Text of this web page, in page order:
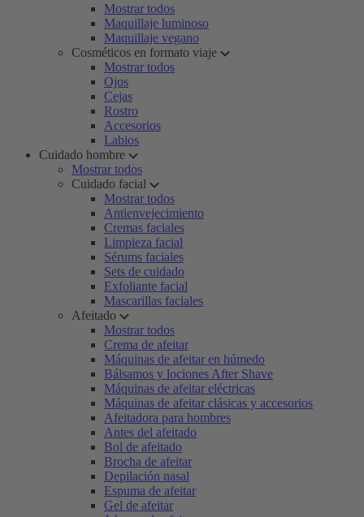
Mostrar todos
Maquillaje luminoso
Maquillaje vegano
Cosméticos en formato viaje
Mostrar todos
Ojos
Cejas
Rostro
Accesorios
Labios
Cuidado hombre
Mostrar todos
Cuidado facial
Mostrar todos
Antienvejecimiento
Cremas faciales
Limpieza facial
Sérums faciales
Sets de cuidado
Exfoliante facial
Mascarillas faciales
Afeitado
Mostrar todos
Crema de afeitar
Máquinas de afeitar en húmedo
Bálsamos y lociones After Shave
Máquinas de afeitar eléctricas
Máquinas de afeitar clásicas y accesorios
Afeitadora para hombres
Antes del afeitado
Bol de afeitado
Brocha de afeitar
Depilación nasal
Espuma de afeitar
Gel de afeitar